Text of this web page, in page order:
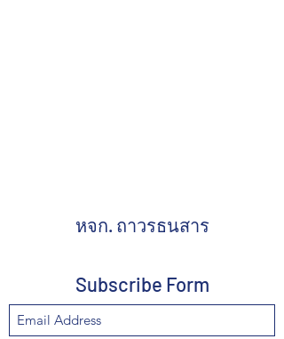
หจก. ถาวรธนสาร
Subscribe Form